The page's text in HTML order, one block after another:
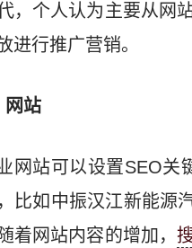
，个人认为主要从网
进行推广营销。
网站
网站可以设置SEO关
比如中振汉江新能源
着网站内容的增加，